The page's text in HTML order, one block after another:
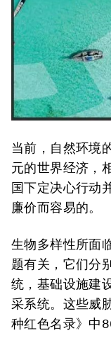
当前，自然环境
元的世界经济，
国下定决心行动
廉价而容易的。
生物多样性所面
题有关，它们分
统，基础设施建
采系统。这些威
种红色名录》中